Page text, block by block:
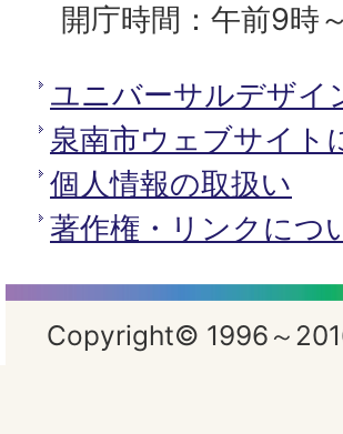
開庁時間：午前9時
ユニバーサルデザイ
泉南市ウェブサイト
個人情報の取扱い
著作権・リンクにつ
Copyright© 1996～